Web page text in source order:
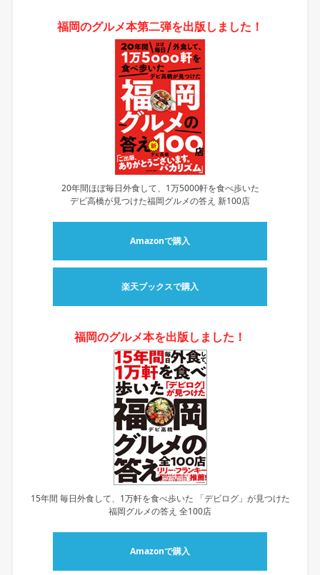
福岡のグルメ本第二弾を出版しました！
20年間ほぼ毎日外食して、1万5000軒を食べ歩いた
デビ高橋が見つけた福岡グルメの答え 新100店
Amazonで購入
楽天ブックスで購入
福岡のグルメ本を出版しました！
15年間 毎日外食して、1万軒を食べ歩いた 「デビログ」が見つけた
福岡グルメの答え 全100店
Amazonで購入